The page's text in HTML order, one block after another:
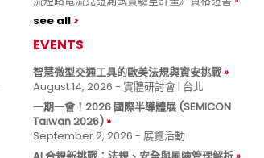
see all
EVENTS
智慧微型交通工具的歐美法規與資安挑戰
August 14, 2026 - 實體研討會 | 台北
一期一會！2026 國際半導體展 (SEMICON
Taiwan 2026)
September 2, 2026 - 展覽活動